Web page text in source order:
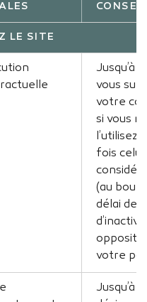
LE SITE
Jusqu’à
vous
votre
si vous
l’utilisez
fois
(au bout
délai de
votre
Jusqu’à